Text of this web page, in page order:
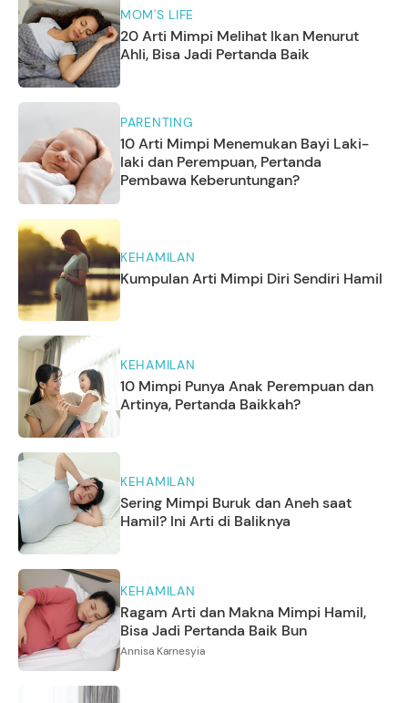
MOM'S LIFE
20 Arti Mimpi Melihat Ikan Menurut
Ahli, Bisa Jadi Pertanda Baik
PARENTING
10 Arti Mimpi Menemukan Bayi Laki-
laki dan Perempuan, Pertanda
Pembawa Keberuntungan?
KEHAMILAN
Kumpulan Arti Mimpi Diri Sendiri Hamil
KEHAMILAN
10 Mimpi Punya Anak Perempuan dan
Artinya, Pertanda Baikkah?
KEHAMILAN
Sering Mimpi Buruk dan Aneh saat
Hamil? Ini Arti di Baliknya
KEHAMILAN
Ragam Arti dan Makna Mimpi Hamil,
Bisa Jadi Pertanda Baik Bun
Annisa Karnesyia